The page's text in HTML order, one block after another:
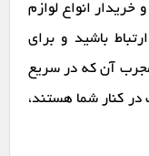
خریدار انواع لوازم
باشید و برای
آن که در سریع
در کنار شما هستند،